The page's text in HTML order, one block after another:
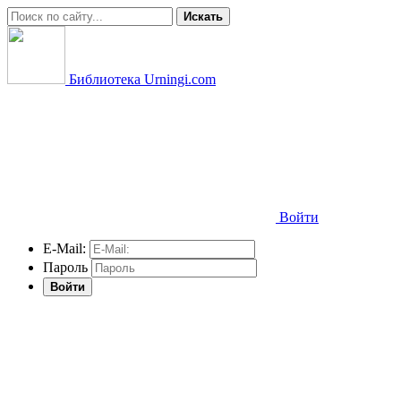
Искать
Библиотека Urningi.com
Войти
E-Mail:
Пароль
Войти